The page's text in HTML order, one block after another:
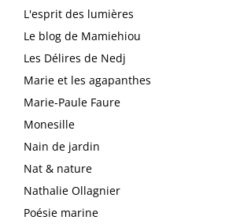
L'esprit des lumières
Le blog de Mamiehiou
Les Délires de Nedj
Marie et les agapanthes
Marie-Paule Faure
Monesille
Nain de jardin
Nat & nature
Nathalie Ollagnier
Poésie marine